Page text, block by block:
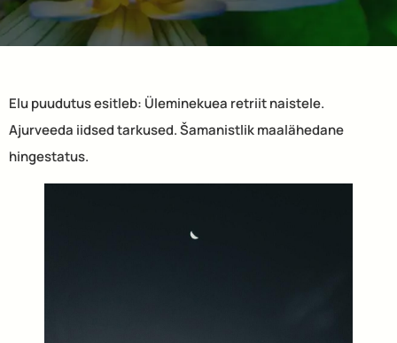
Elu puudutus esitleb: Üleminekuea retriit naistele.
Ajurveeda iidsed tarkused. Šamanistlik maalähedane
hingestatus.